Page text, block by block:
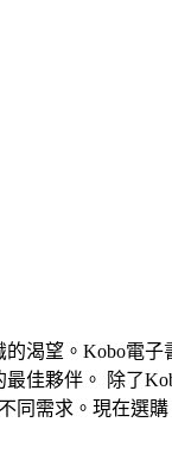
渴望。Kobo電
佳夥伴。 除了
同需求。現在選